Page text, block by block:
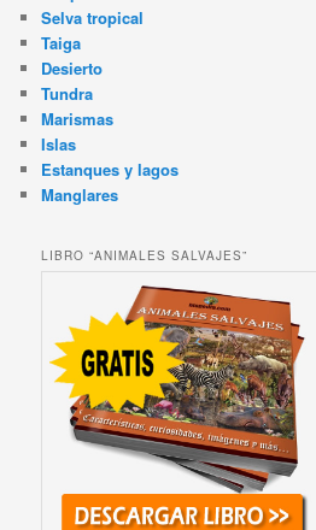
Selva tropical
Taiga
Desierto
Tundra
Marismas
Islas
Estanques y lagos
Manglares
LIBRO “ANIMALES SALVAJES”